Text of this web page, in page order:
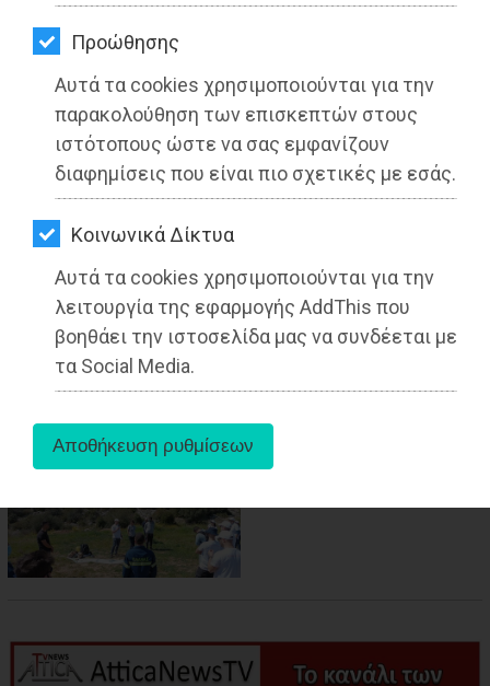
Προώθησης
Αυτά τα cookies χρησιμοποιούνται για την
παρακολούθηση των επισκεπτών στους
ιστότοπους ώστε να σας εμφανίζουν
διαφημίσεις που είναι πιο σχετικές με εσάς.
Kοινωνικά Δίκτυα
Αυτά τα cookies χρησιμοποιούνται για την
λειτουργία της εφαρμογής AddThis που
βοηθάει την ιστοσελίδα μας να συνδέεται με
τα Social Media.
ΚΑΤΟΙΚΙΔΙΟ
ΑΓΓΕΛΙΕΣ
ΕΦΗΜΕΡΙΔΕΣ
OΔΗΓΟΣ
ΑΓΟΡΑΣ
ΨΙΘΥΡΟΙ
ΑΠΟΣΤΟΛΗ
ΑΡΘΡΩΝ
13-04-2022
Από την Ειρήνη Δελακά
Δημοσιογράφος - Διεθνολόγος
aboutus
Παιανία,ΠΕΡΙΒΑΛΛΟΝ,